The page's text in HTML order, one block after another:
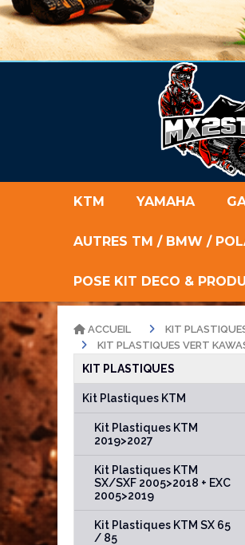
KTM YAMAHA
AUTRES TM / BMW /
POSE KIT DECO &
KIT PLASTIQUES
Kit Plastiques KTM
Kit Plastiques KTM
2019>2027
Kit Plastiques KTM
SX/SXF 2005>2018 + EXC
2005>2019
Kit Plastiques KTM SX 65
/ 85
ACCUEIL KIT
KIT PLASTIQUES VERT